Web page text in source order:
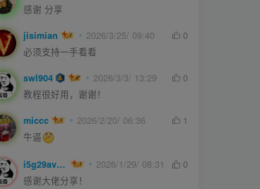
感谢 分享
jisimian 2026/3/25/ 09:40
0
必须支持一手看看
swl904 2026/3/3/ 13:29
0
教程很好用，谢谢！
miccc 2026/2/20/ 06:36
1
牛逼
i5g29ave0m 2026/1/29/ 08:31
0
感谢大佬分享！